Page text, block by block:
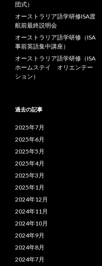
団式）
オーストラリア語学研修ISA渡
航前最終説明会
オーストラリア語学研修（ISA
事前英語集中講座）
オーストラリア語学研修（ISA
ホームステイ オリエンテー
ション）
過去の記事
2025年7月
2025年6月
2025年5月
2025年4月
2025年3月
2025年1月
2024年12月
2024年11月
2024年10月
2024年9月
2024年8月
2024年7月